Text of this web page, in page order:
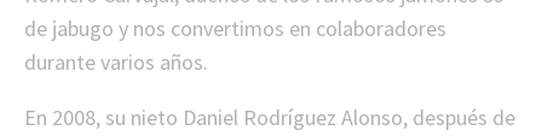
de jabugo y nos convertimos en colaboradores
durante varios años.
En 2008, su nieto Daniel Rodríguez Alonso, después de